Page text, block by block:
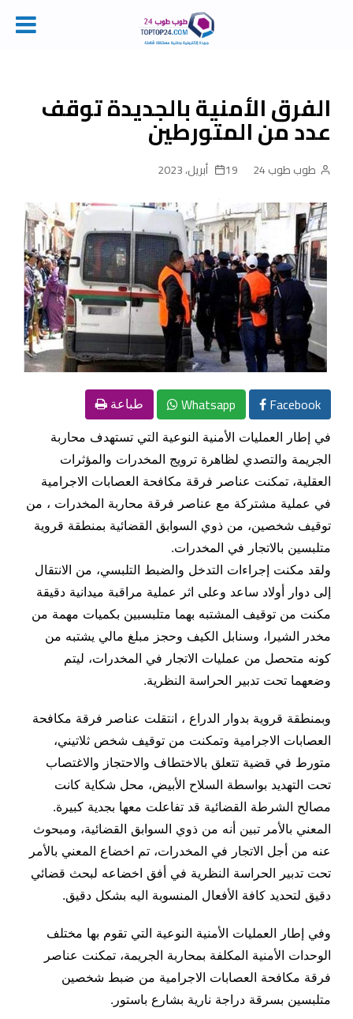
contentالفرق الأمنية بالجديدة توقف
عدد من المتورطين
طوب طوب 24 19 أبريل، 2023
Facebook
Whatsapp طباعة
في إطار العمليات الأمنية النوعية التي تستهدف محاربة
الجريمة والتصدي لظاهرة ترويج المخدرات والمؤثرات
العقلية، تمكنت عناصر فرقة مكافحة العصابات الاجرامية
في عملية مشتركة مع عناصر فرقة محاربة المخدرات ، من
توقيف شخصين، من ذوي السوابق القضائية بمنطقة قروية
متلبسين بالاتجار في المخدرات.
ولقد مكنت إجراءات التدخل والضبط التلبسي، من الانتقال
إلى دوار أولاد ساعد وعلى اثر عملية مراقبة ميدانية دقيقة
مكنت من توقيف المشتبه بهما متلبسبين بكميات مهمة من
مخدر الشيرا، وسنابل الكيف وحجز مبلغ مالي يشتبه من
كونه متحصل من عمليات الاتجار في المخدرات، ليتم
وضعهما تحت تدبير الحراسة النظرية.
وبمنطقة قروية بدوار الدراع ، انتقلت عناصر فرقة مكافحة
العصابات الاجرامية وتمكنت من توقيف شخص ثلاتيني،
متورط في قضية تتعلق بالاختطاف والاحتجاز والاغتصاب
تحت التهديد بواسطة السلاح الأبيض، محل شكاية كانت
مصالح الشرطة القضائية قد تفاعلت معها بجدية كبيرة.
المعني بالأمر تبين أنه من ذوي السوابق القضائية، ومبحوث
عنه من أجل الاتجار في المخدرات، تم اخضاع المعني بالأمر
تحت تدبير الحراسة النظرية في أفق اخضاعه لبحث قضائي
دقيق لتحديد كافة الأفعال المنسوبة اليه بشكل دقيق.
وفي إطار العمليات الأمنية النوعية التي تقوم بها مختلف
الوحدات الأمنية المكلفة بمحاربة الجريمة، تمكنت عناصر
فرقة مكافحة العصابات الاجرامية من ضبط شخصين
متلبسين بسرقة دراجة نارية بشارع باستور.